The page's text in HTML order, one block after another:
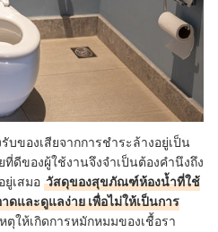
ของเสียจากการชำระล้างอยู่เป็น
ดีของผู้ใช้งานจึงจำเป็นต้องคำนึงถึง
ยู่เสมอ วัสดุของสุขภัณฑ์ห้องน้ำที่ใช้
และดูแลง่าย เพื่อไม่ให้เป็นการ
ตุให้เกิดการหมักหมมของเชื้อรา